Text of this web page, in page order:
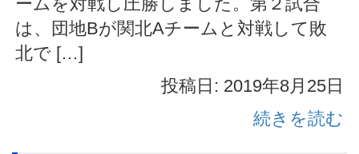
は、団地Bが関北Aチームと対戦して敗
北で […]
投稿日: 2019年8月25日
続きを読む